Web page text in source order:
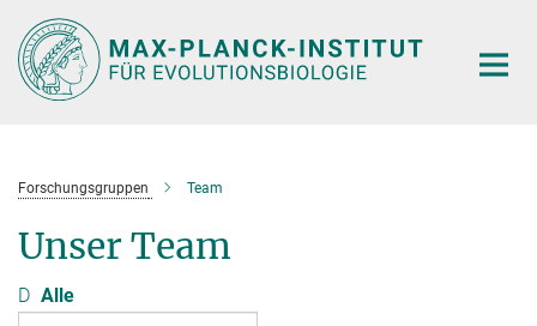
Hauptinhalt
Forschungsgruppen Team
Unser Team
D Alle